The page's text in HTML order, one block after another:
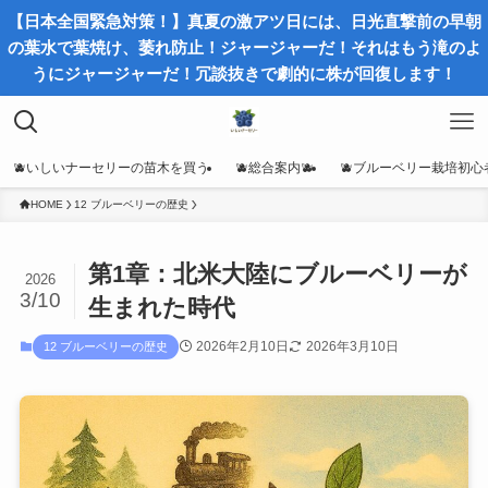
【日本全国緊急対策！】真夏の激アツ日には、日光直撃前の早朝
の葉水で葉焼け、萎れ防止！ジャージャーだ！それはもう滝のよ
うにジャージャーだ！冗談抜きで劇的に株が回復します！
🫐いしいナーセリーの苗木を買う 🫐総合案内🫐 🫐ブルーベリー栽培初心
HOME 12 ブルーベリーの歴史
第1章：北米大陸にブルーベリーが
生まれた時代
2026
3/10
12 ブルーベリーの歴史 2026年2月10日 2026年3月10日